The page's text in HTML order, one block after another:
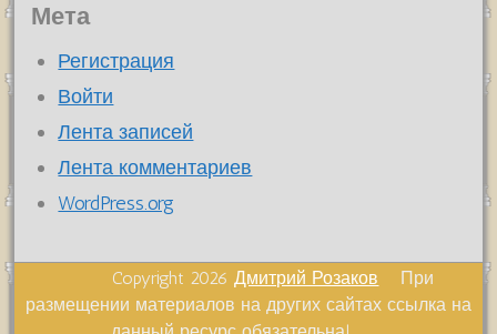
Мета
Регистрация
Войти
Лента записей
Лента комментариев
WordPress.org
Copyright 2026Дмитрий Розаков При
размещении материалов на других сайтах ссылка на